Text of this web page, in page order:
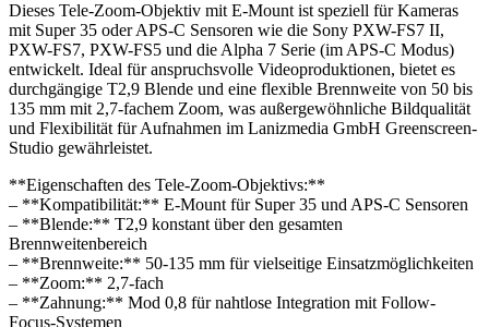
Dieses Tele-Zoom-Objektiv mit E-Mount ist speziell für Kameras
mit Super 35 oder APS-C Sensoren wie die Sony PXW-FS7 II,
PXW-FS7, PXW-FS5 und die Alpha 7 Serie (im APS-C Modus)
entwickelt. Ideal für anspruchsvolle Videoproduktionen, bietet es
durchgängige T2,9 Blende und eine flexible Brennweite von 50 bis
135 mm mit 2,7-fachem Zoom, was außergewöhnliche Bildqualität
und Flexibilität für Aufnahmen im Lanizmedia GmbH Greenscreen-
Studio gewährleistet.
**Eigenschaften des Tele-Zoom-Objektivs:**
– **Kompatibilität:** E-Mount für Super 35 und APS-C Sensoren
– **Blende:** T2,9 konstant über den gesamten
Brennweitenbereich
– **Brennweite:** 50-135 mm für vielseitige Einsatzmöglichkeiten
– **Zoom:** 2,7-fach
– **Zahnung:** Mod 0,8 für nahtlose Integration mit Follow-
Focus-Systemen